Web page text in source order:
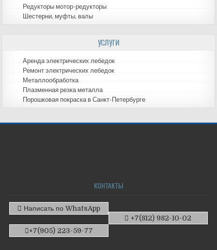
Редукторы мотор-редукторы
Шестерни, муфты, валы
УСЛУГИ
Аренда электрических лебедок
Ремонт электрических лебедок
Металлообработка
Плазменная резка металла
Порошковая покраска в Санкт-Петербурге
КОНТАКТЫ
Написать по WhatsApp
+7(812) 982-10-02
+7(905) 223-59-77